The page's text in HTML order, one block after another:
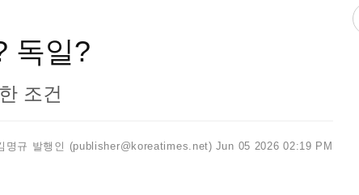
독일?
조건
명규 발행인 (publisher@koreatimes.net) Jun 05 2026 02:19 PM